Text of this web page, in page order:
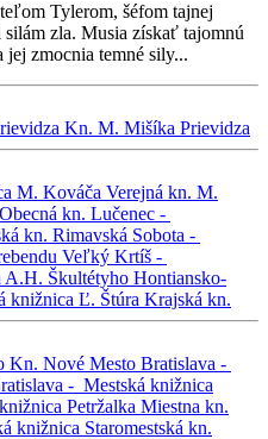
Tylerom, šéfom tajnej
zla. Musia získať tajomnú
jej zmocnia temné sily...
Kn. M. Mišíka Prievidza
M. Kováča Verejná kn. M.
Obecná kn. Lučenec -
kn. Rimavská Sobota -
Veľký Krtíš -
A.H. Škultétyho Hontiansko-
knižnica Ľ. Štúra Krajská kn.
Kn. Nové Mesto Bratislava -
- Mestská knižnica
Petržalka Miestna kn.
knižnica Staromestská kn.